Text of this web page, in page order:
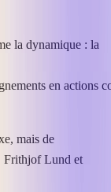
la dynamique : la
en actions
mais de
Frithjof Lund et